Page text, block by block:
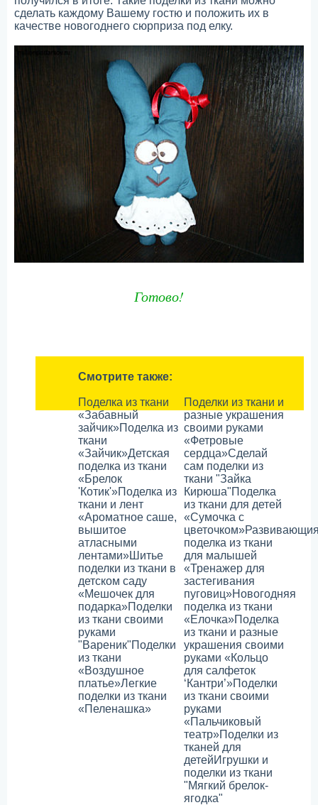
сделать каждому Вашему гостю и положить их в
качестве новогоднего сюрприза под елку.
Готово!
Смотрите также:
Поделка из ткани
«Забавный
зайчик»Поделка из
ткани
«Зайчик»Детская
поделка из ткани
«Брелок
'Котик'»Поделка из
ткани и лент
«Ароматное саше,
вышитое
атласными
лентами»Шитье
поделки из ткани в
детском саду
«Мешочек для
подарка»Поделки
из ткани своими
руками
"Вареник"Поделки
из ткани
«Воздушное
платье»Легкие
поделки из ткани
«Пеленашка»
Поделки из ткани и
разные украшения
своими руками
«Фетровые
сердца»Сделай
сам поделки из
ткани "Зайка
Кирюша"Поделка
из ткани для детей
«Сумочка с
цветочком»
поделка из ткани
для малышей
«Тренажер для
застегивания
пуговиц»Новогодняя
поделка из ткани
«Елочка»Поделка
из ткани и разные
украшения своими
руками «Кольцо
для салфеток
‘Кантри’»Поделки
из ткани своими
руками
«Пальчиковый
театр»Поделки из
тканей для
детейИгрушки и
поделки из ткани
"Мягкий брелок-
ягодка"